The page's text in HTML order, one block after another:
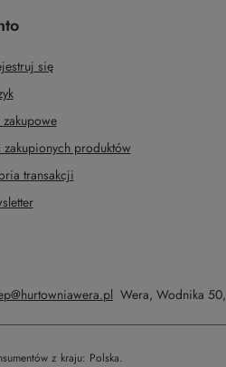
się
zakupowe
zakupionych produktów
transakcji
Wera, Wodnika 50,
z kraju: Polska.